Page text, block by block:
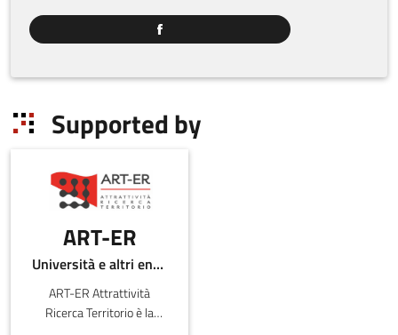
Supported by
ART-ER
Università e altri enti pubblici
ART-ER Attrattività
Ricerca Territorio è la